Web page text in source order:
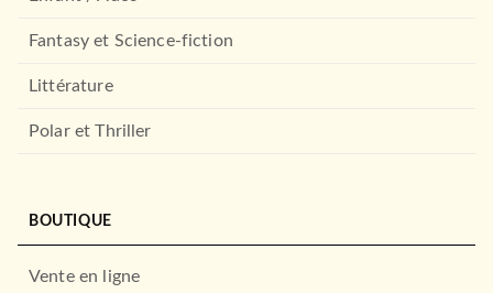
Fantasy et Science-fiction
Littérature
Polar et Thriller
BOUTIQUE
Vente en ligne